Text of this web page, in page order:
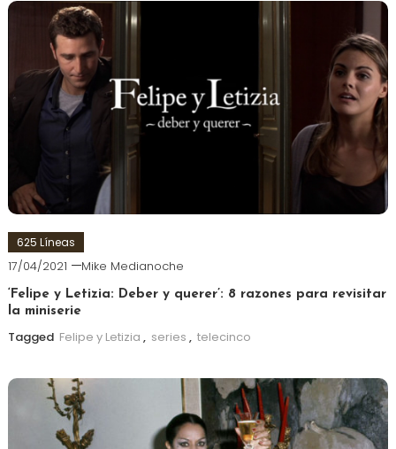
625 Líneas
17/04/2021 Mike Medianoche
‘Felipe y Letizia: Deber y querer’: 8 razones para revisitar
la miniserie
Tagged Felipe y Letizia , series , telecinco